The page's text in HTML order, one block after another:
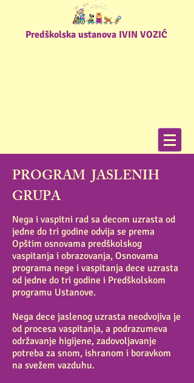
Predškolska ustanova IVIN VOZIĆ
PROGRAM JASLENIH
GRUPA
Nega i vaspitni rad sa decom uzrasta od
jedne do tri godine odvija se prema
Opštim osnovama predškolskog
vaspitanja i obrazovanja, Osnovama
programa nege i vaspitanja dece uzrasta
od jedne do tri godine i Predškolskom
programu Ustanove.
Nega dece jaslenog uzrasta neodvojiva je
od procesa vaspitanja, a podrazumeva
održavanje higijene, zadovoljavanje
potreba za snom, ishranom i boravkom
na svežem vazduhu.